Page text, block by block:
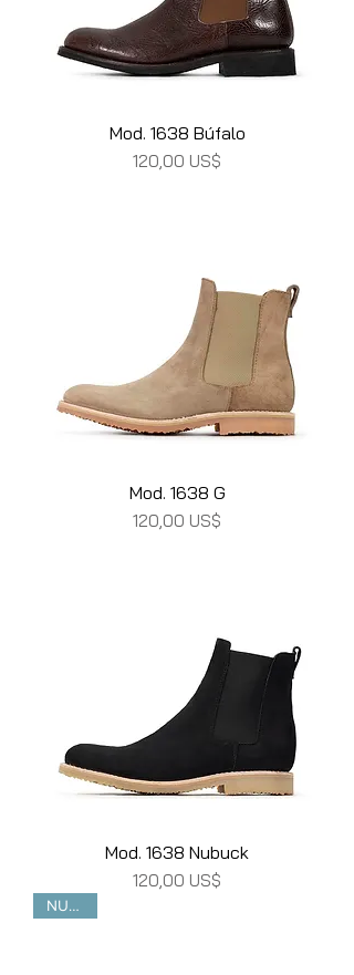
Mod. 1638 Búfalo
Precio
120,00 US$
Mod. 1638 G
Precio
120,00 US$
Mod. 1638 Nubuck
Precio
120,00 US$
NUEVO